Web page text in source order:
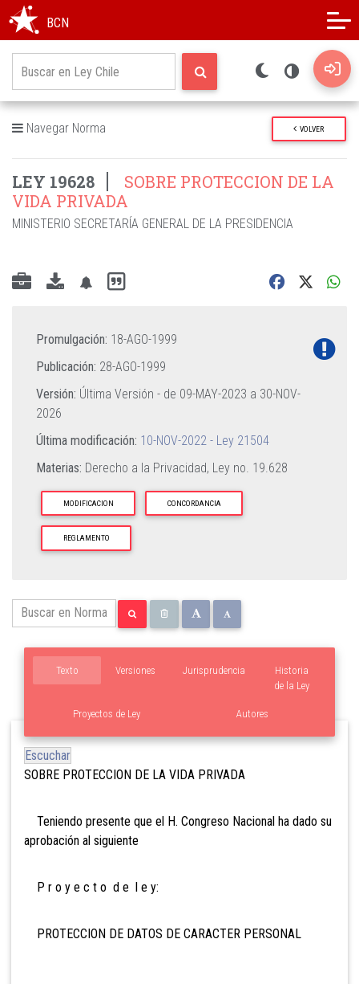
BCN
Navegar Norma VOLVER
LEY 19628
SOBRE PROTECCION DE LA
VIDA PRIVADA
MINISTERIO SECRETARÍA GENERAL DE LA PRESIDENCIA
Promulgación: 18-AGO-1999
Publicación: 28-AGO-1999
Versión: Última Versión - de 09-MAY-2023 a 30-NOV-
2026
Última modificación: 10-NOV-2022 - Ley 21504
Materias: Derecho a la Privacidad, Ley no. 19.628
MODIFICACION CONCORDANCIA
REGLAMENTO
Texto Versiones
Proyectos de Ley
Historia
de la Ley
Autores
Jurisprudencia
Escuchar
SOBRE PROTECCION DE LA VIDA PRIVADA
Teniendo presente que el H. Congreso Nacional ha dado su
aprobación al siguiente
P r o y e c t o d e l e y:
PROTECCION DE DATOS DE CARACTER PERSONAL